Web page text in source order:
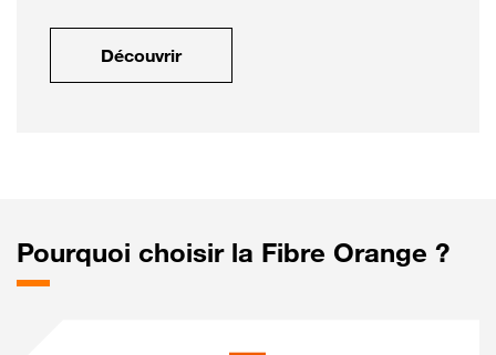
Découvrir
Pourquoi choisir la Fibre Orange ?